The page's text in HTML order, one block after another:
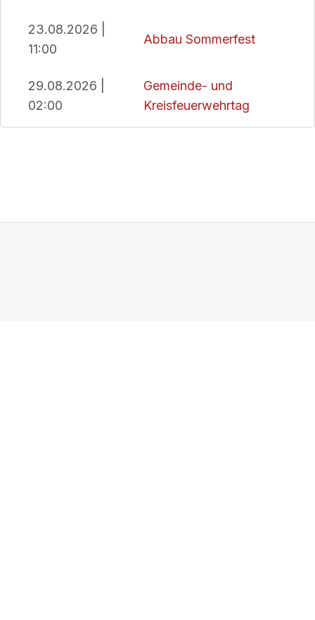
23.08.2026 |
11:00
Abbau Sommerfest
29.08.2026 |
02:00
Gemeinde- und
Kreisfeuerwehrtag